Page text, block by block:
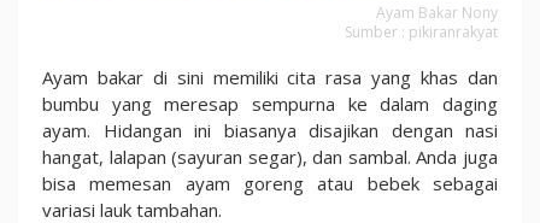
Ayam Bakar Nony
Sumber : pikiranrakyat
Ayam bakar di sini memiliki cita rasa yang khas dan
bumbu yang meresap sempurna ke dalam daging
ayam. Hidangan ini biasanya disajikan dengan nasi
hangat, lalapan (sayuran segar), dan sambal. Anda juga
bisa memesan ayam goreng atau bebek sebagai
variasi lauk tambahan.